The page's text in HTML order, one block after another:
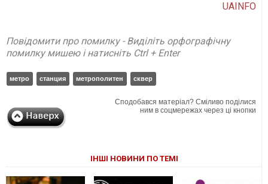
UAINFO
Повідомити про помилку - Виділіть орфографічну
помилку мишею і натисніть Ctrl + Enter
метро станция метрополитен сквер
Сподобався матеріал? Сміливо поділися
ним в соцмережах через ці кнопки
ІНШІ НОВИНИ ПО ТЕМІ